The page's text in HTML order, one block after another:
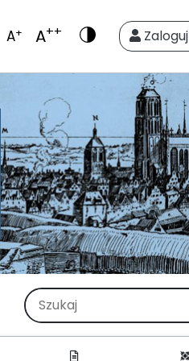
A+ A++ Zaloguj